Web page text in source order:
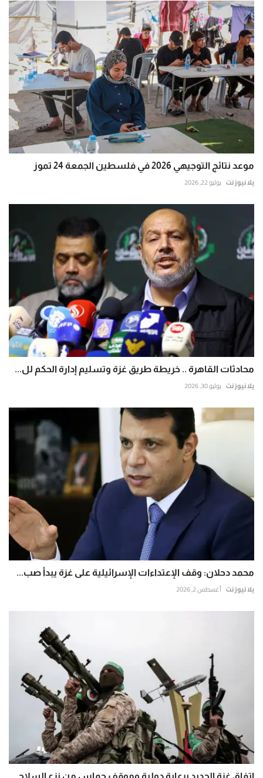
موعد نتائج التوجيهي 2026 في فلسطين الجمعة 24 تموز
يلا نيوز نت يوليو 22, 2026
محادثات القاهرة .. خريطة طريق غزة وتسليم إدارة الحكم لل...
يلا نيوز نت يوليو 30, 2026
محمد دحلان: وقف الإعتداءات الإسرائيلية على غزة يبدأ صب...
يلا نيوز نت أغسطس 2, 2026
اتفاق غزة الجديد برعاية دولية وموقف حماس من نزع السلاح